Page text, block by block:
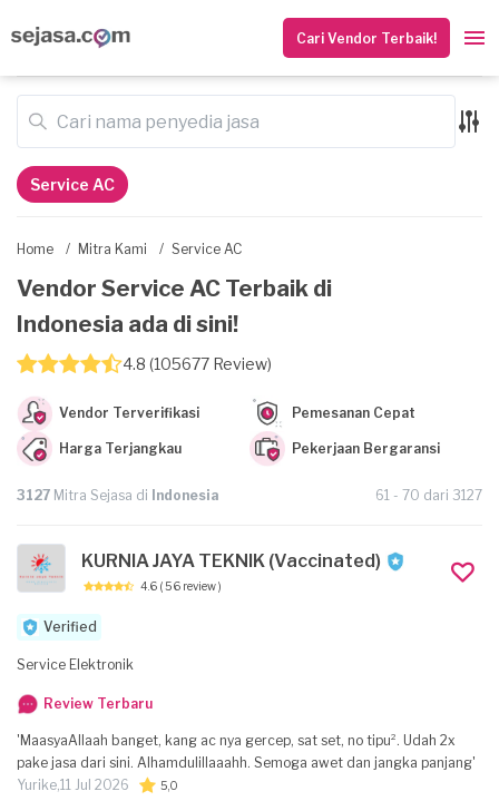
Cari Vendor Terbaik!
Home / Mitra Kami / Service AC
Vendor Service AC Terbaik di
Indonesia ada di sini!
4.8 (105677 Review)
Vendor Terverifikasi Pemesanan Cepat
Harga Terjangkau Pekerjaan Bergaransi
3127 Mitra Sejasa di Indonesia 61 - 70 dari 3127
Service AC
KURNIA JAYA TEKNIK (Vaccinated)
4.6 ( 56 review )
Verified
Service Elektronik
Review Terbaru
'MaasyaAllaah banget, kang ac nya gercep, sat set, no tipu². Udah 2x
pake jasa dari sini. Alhamdulillaaahh. Semoga awet dan jangka panjang'
Yurike,11 Jul 2026 5,0